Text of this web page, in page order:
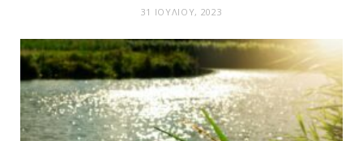
31 ΙΟΥΛΊΟΥ, 2023